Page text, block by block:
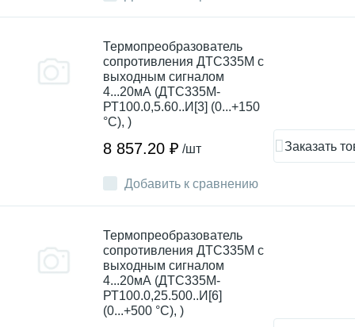
Добавить к сравнению
Термопреобразователь
сопротивления ДТC335М с
выходным сигналом
4...20мА (ДТС335М-
РТ100.0,5.60..И[3] (0...+150
°С), )
8 857.20 ₽ /шт Заказать
Термопреобразователь
сопротивления ДТC335М с
выходным сигналом
4...20мА (ДТС335М-
РТ100.0,25.500..И[6]
(0...+500 °С), )